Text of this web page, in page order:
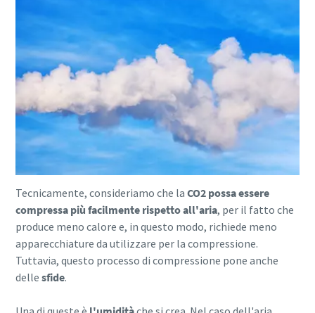
10 passaggi verso una produzione più
ecologica ed efficiente
Tecnicamente, consideriamo che la CO2 possa essere
compressa più facilmente rispetto all'aria, per il fatto che
produce meno calore e, in questo modo, richiede meno
apparecchiature da utilizzare per la compressione.
Tuttavia, questo processo di compressione pone anche
delle sfide.